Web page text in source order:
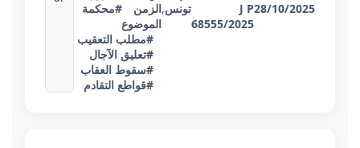
28/10/2025
J P
68555/2025
تونس,الزمن
#محكمة
الموضوع
#مطلب التعقيب
#تعليق الآجال
#سقوط العقاب
#قواطع التقادم